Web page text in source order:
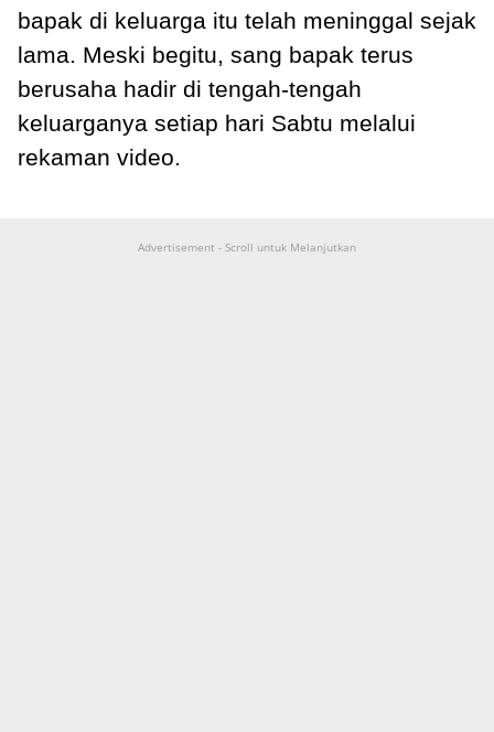
bapak di keluarga itu telah meninggal sejak
lama. Meski begitu, sang bapak terus
berusaha hadir di tengah-tengah
keluarganya setiap hari Sabtu melalui
rekaman video.
Advertisement - Scroll untuk Melanjutkan